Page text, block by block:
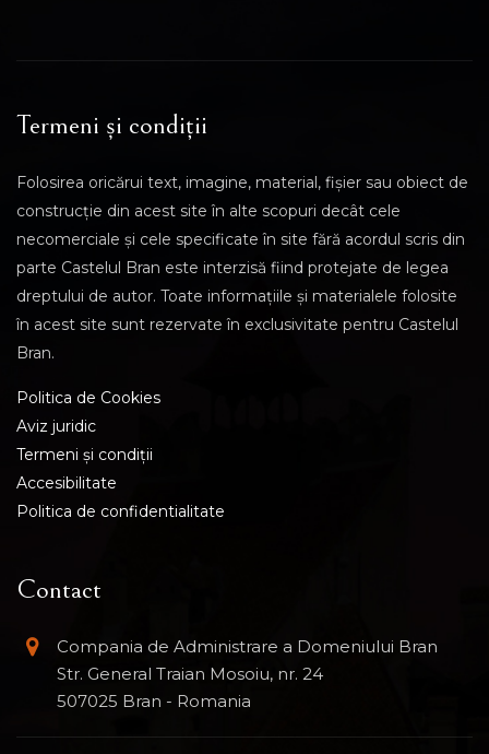
Termeni și condiții
Folosirea oricărui text, imagine, material, fișier sau obiect de
construcție din acest site în alte scopuri decât cele
necomerciale și cele specificate în site fără acordul scris din
parte Castelul Bran este interzisă fiind protejate de legea
dreptului de autor. Toate informațiile și materialele folosite
în acest site sunt rezervate în exclusivitate pentru Castelul
Bran.
Politica de Cookies
Aviz juridic
Termeni și condiții
Accesibilitate
Politica de confidentialitate
Contact
Compania de Administrare a Domeniului Bran
Str. General Traian Mosoiu, nr. 24
507025 Bran - Romania